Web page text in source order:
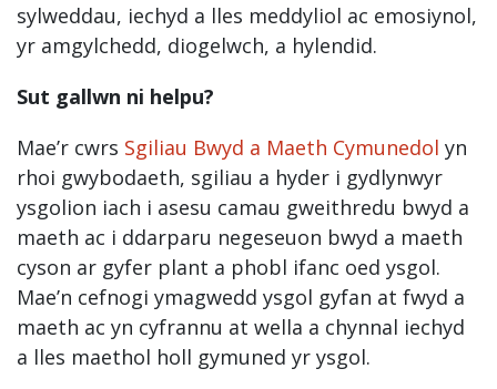
sylweddau, iechyd a lles meddyliol ac emosiynol,
yr amgylchedd, diogelwch, a hylendid.
Sut gallwn ni helpu?
Mae’r cwrs Sgiliau Bwyd a Maeth Cymunedol yn
rhoi gwybodaeth, sgiliau a hyder i gydlynwyr
ysgolion iach i asesu camau gweithredu bwyd a
maeth ac i ddarparu negeseuon bwyd a maeth
cyson ar gyfer plant a phobl ifanc oed ysgol.
Mae’n cefnogi ymagwedd ysgol gyfan at fwyd a
maeth ac yn cyfrannu at wella a chynnal iechyd
a lles maethol holl gymuned yr ysgol.